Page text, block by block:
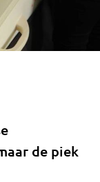
de piek